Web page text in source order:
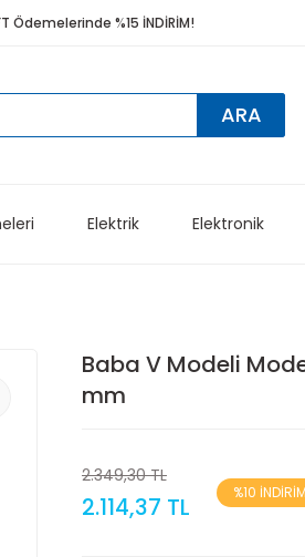
Ödemelerinde %15 İNDİRİM!
ARA
Elektrik Elektronik
Baba V Modeli
mm
2.349,30 TL
2.114,37 TL %10 İNDİRİM